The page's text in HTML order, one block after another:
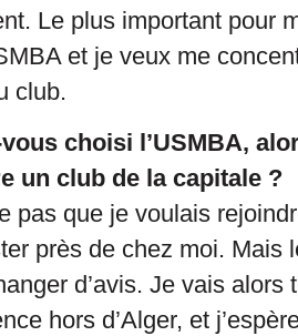
Le plus important pour
et je veux me
club.
choisi l’USMBA,
un club de la capitale ?
pas que je voulais
près de chez moi. Mais
d’avis. Je vais alors
hors d’Alger, et